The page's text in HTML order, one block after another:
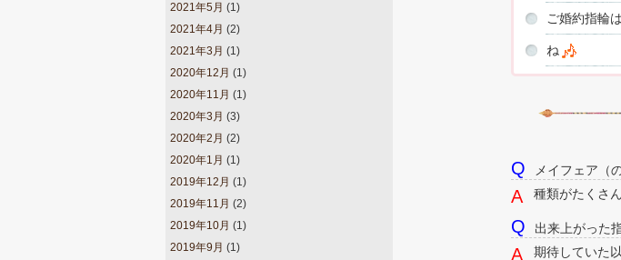
2021年5月 (1)
2021年4月 (2)
2021年3月 (1)
2020年12月 (1)
2020年11月 (1)
2020年3月 (3)
2020年2月 (2)
2020年1月 (1)
2019年12月 (1)
2019年11月 (2)
2019年10月 (1)
2019年9月 (1)
ご婚約指輪
ね
メイフェア（
種類がたくさ
出来上がった
期待していた